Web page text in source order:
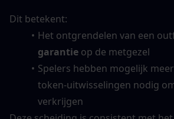
Dit betekent:
Het ontgrendelen van een
garantie op de metgezel
Spelers hebben mogelijk
token-uitwisselingen nodig
verkrijgen